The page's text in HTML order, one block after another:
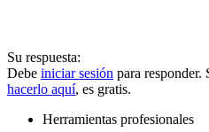
Su respuesta:
Debe iniciar sesión para responder.
hacerlo aquí, es gratis.
Herramientas profesionales